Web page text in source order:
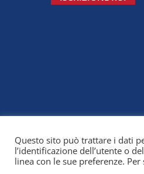
Questo sito può trattare i dati
l’identificazione dell’utente o
linea con le sue preferenze.